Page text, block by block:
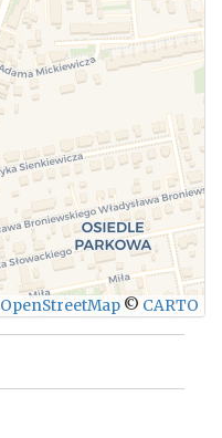
OpenStreetMap © CARTO